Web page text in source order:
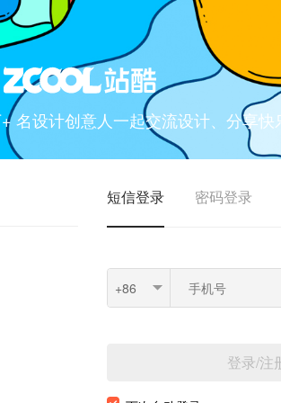
名设计创意人一起交流设计、分享快